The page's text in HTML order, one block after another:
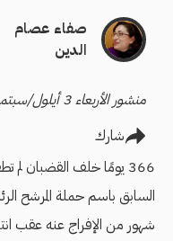
صفاء عصام
الدين
منشور الأربعاء 3 أيلول/سبتمبر 2025
شارك
366 يومًا خلف القضبان لم
السابق باسم حملة المرشح
شهور من الإفراج عنه عقب